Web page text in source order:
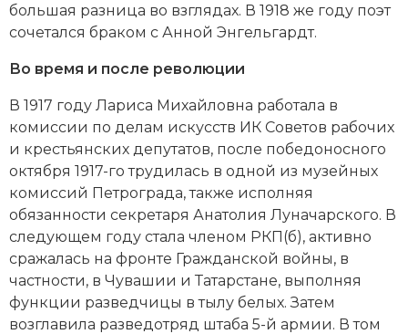
СССР
большая разница во взглядах. В 1918 же году поэт
сочетался браком с Анной Энгельгардт.
Во время и после революции
В 1917 году Лариса Михайловна работала в
комиссии по делам искусств ИК Советов рабочих
и крестьянских депутатов, после победоносного
октября 1917-го трудилась в одной из музейных
комиссий Петрограда, также исполняя
обязанности секретаря Анатолия Луначарского. В
следующем году стала членом РКП(б), активно
сражалась на фронте Гражданской войны, в
частности, в Чувашии и Татарстане, выполняя
функции разведчицы в тылу белых. Затем
возглавила разведотряд штаба 5-й армии. В том